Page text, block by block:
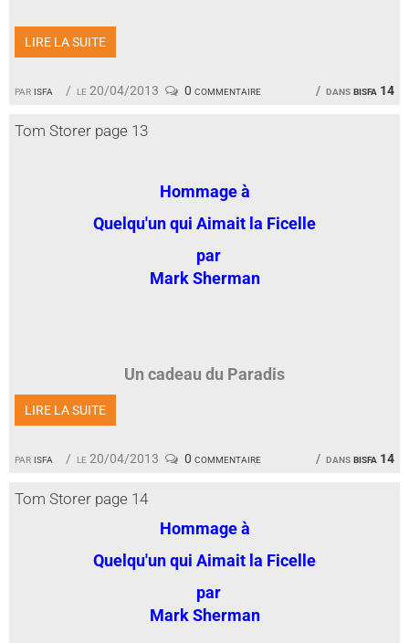
par isfa le 20/04/2013 dansbisfa 14
0 commentaire
LIRE LA SUITE
Tom Storer page 13
par isfa le 20/04/2013 dansbisfa 14
0 commentaire
Hommage à
Quelqu'un qui Aimait la Ficelle
par
Mark Sherman
Un cadeau du Paradis
LIRE LA SUITE
Tom Storer page 14
Hommage à
Quelqu'un qui Aimait la Ficelle
par
Mark Sherman